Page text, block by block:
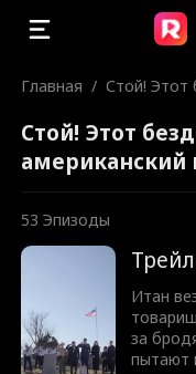
Главная / Стой! Этот
герой!
Стой! Этот
американский
53 Эпизоды
Итан
за
пытают